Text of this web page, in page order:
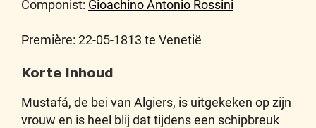
Componist: Gioachino Antonio Rossini
Première: 22-05-1813 te Venetië
Korte inhoud
Mustafá, de bei van Algiers, is uitgekeken op zijn
vrouw en is heel blij dat tijdens een schipbreuk